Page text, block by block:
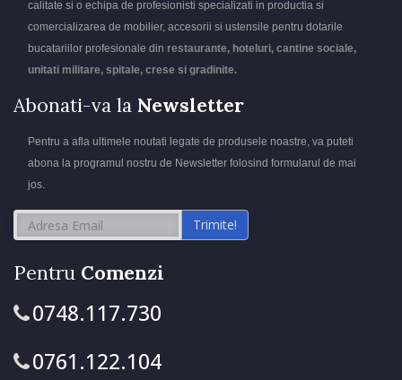
calitate si o echipa de profesionisti specializati in productia si
comercializarea de mobilier, accesorii si ustensile pentru dotarile
bucatariilor profesionale din restaurante, hoteluri, cantine sociale,
unitati militare, spitale, crese si gradinite.
Abonati-va la Newsletter
Pentru a afla ultimele noutati legate de produsele noastre, va puteti
abona la programul nostru de Newsletter folosind formularul de mai
jos.
Trimite!
Pentru Comenzi
0748.117.730
0761.122.104